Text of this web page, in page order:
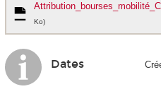
Ko)
Dates